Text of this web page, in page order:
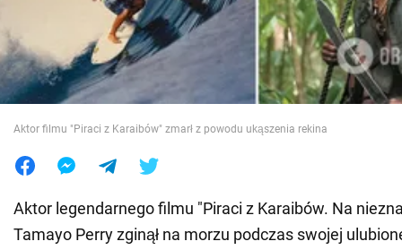
Wojna na Ukrainie
Świat
Jedzenie
Aktor filmu "Piraci z Karaibów" zmarł z powodu ukąszenia rekina
Aktor legendarnego filmu "Piraci z Karaibów. Na
Tamayo Perry zginął na morzu podczas swojej